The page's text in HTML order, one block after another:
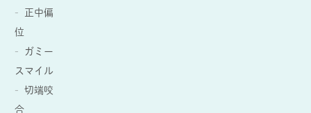
正中偏
位
ガミー
スマイル
切端咬
合